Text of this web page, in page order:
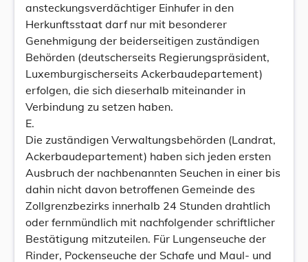
ansteckungsverdächtiger Einhufer in den
Herkunftsstaat darf nur mit besonderer
Genehmigung der beiderseitigen zuständigen
Behörden (deutscherseits Regierungspräsident,
Luxemburgischerseits Ackerbaudepartement)
erfolgen, die sich dieserhalb miteinander in
Verbindung zu setzen haben.
E.
Die zuständigen Verwaltungsbehörden (Landrat,
Ackerbaudepartement) haben sich jeden ersten
Ausbruch der nachbenannten Seuchen in einer bis
dahin nicht davon betroffenen Gemeinde des
Zollgrenzbezirks innerhalb 24 Stunden drahtlich
oder fernmündlich mit nachfolgender schriftlicher
Bestätigung mitzuteilen. Für Lungenseuche der
Rinder, Pockenseuche der Schafe und Maul- und